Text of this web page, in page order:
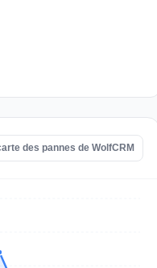
des pannes de WolfCRM